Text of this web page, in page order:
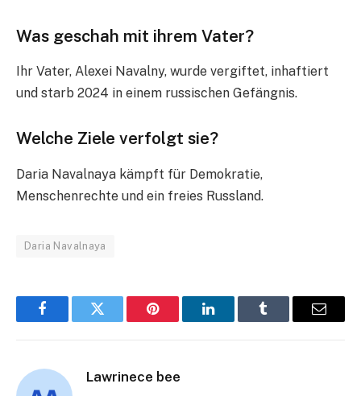
Was geschah mit ihrem Vater?
Ihr Vater, Alexei Navalny, wurde vergiftet, inhaftiert
und starb 2024 in einem russischen Gefängnis.
Welche Ziele verfolgt sie?
Daria Navalnaya kämpft für Demokratie,
Menschenrechte und ein freies Russland.
Daria Navalnaya
FacebookTwitter Pinterest LinkedInTumblr Email
Lawrinece bee